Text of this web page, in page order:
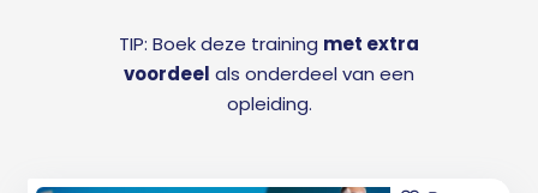
TIP: Boek deze training met extra
voordeel als onderdeel van een
opleiding.